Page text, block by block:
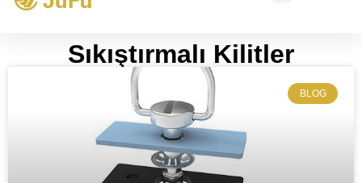
Sıkıştırmalı Kilitler
BLOG